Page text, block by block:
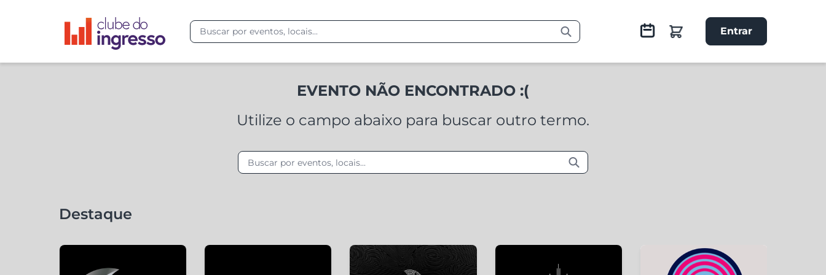
Entrar
EVENTO NÃO ENCONTRADO :(
Utilize o campo abaixo para buscar outro termo.
Destaque